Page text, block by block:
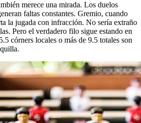
merece una mirada. Los duelos
faltas constantes. Gremio, cuando
la jugada con infracción. No sería extraño
Pero el verdadero filo sigue estando en
córners locales o más de 9.5 totales son